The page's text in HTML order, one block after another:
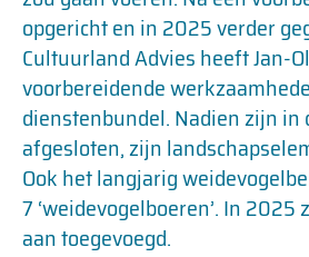
opgericht en in 2025 verder
Cultuurland Advies heeft Jan-
voorbereidende
dienstenbundel. Nadien zijn in
afgesloten, zijn
Ook het langjarig
7 ‘weidevogelboeren’. In
aan toegevoegd.